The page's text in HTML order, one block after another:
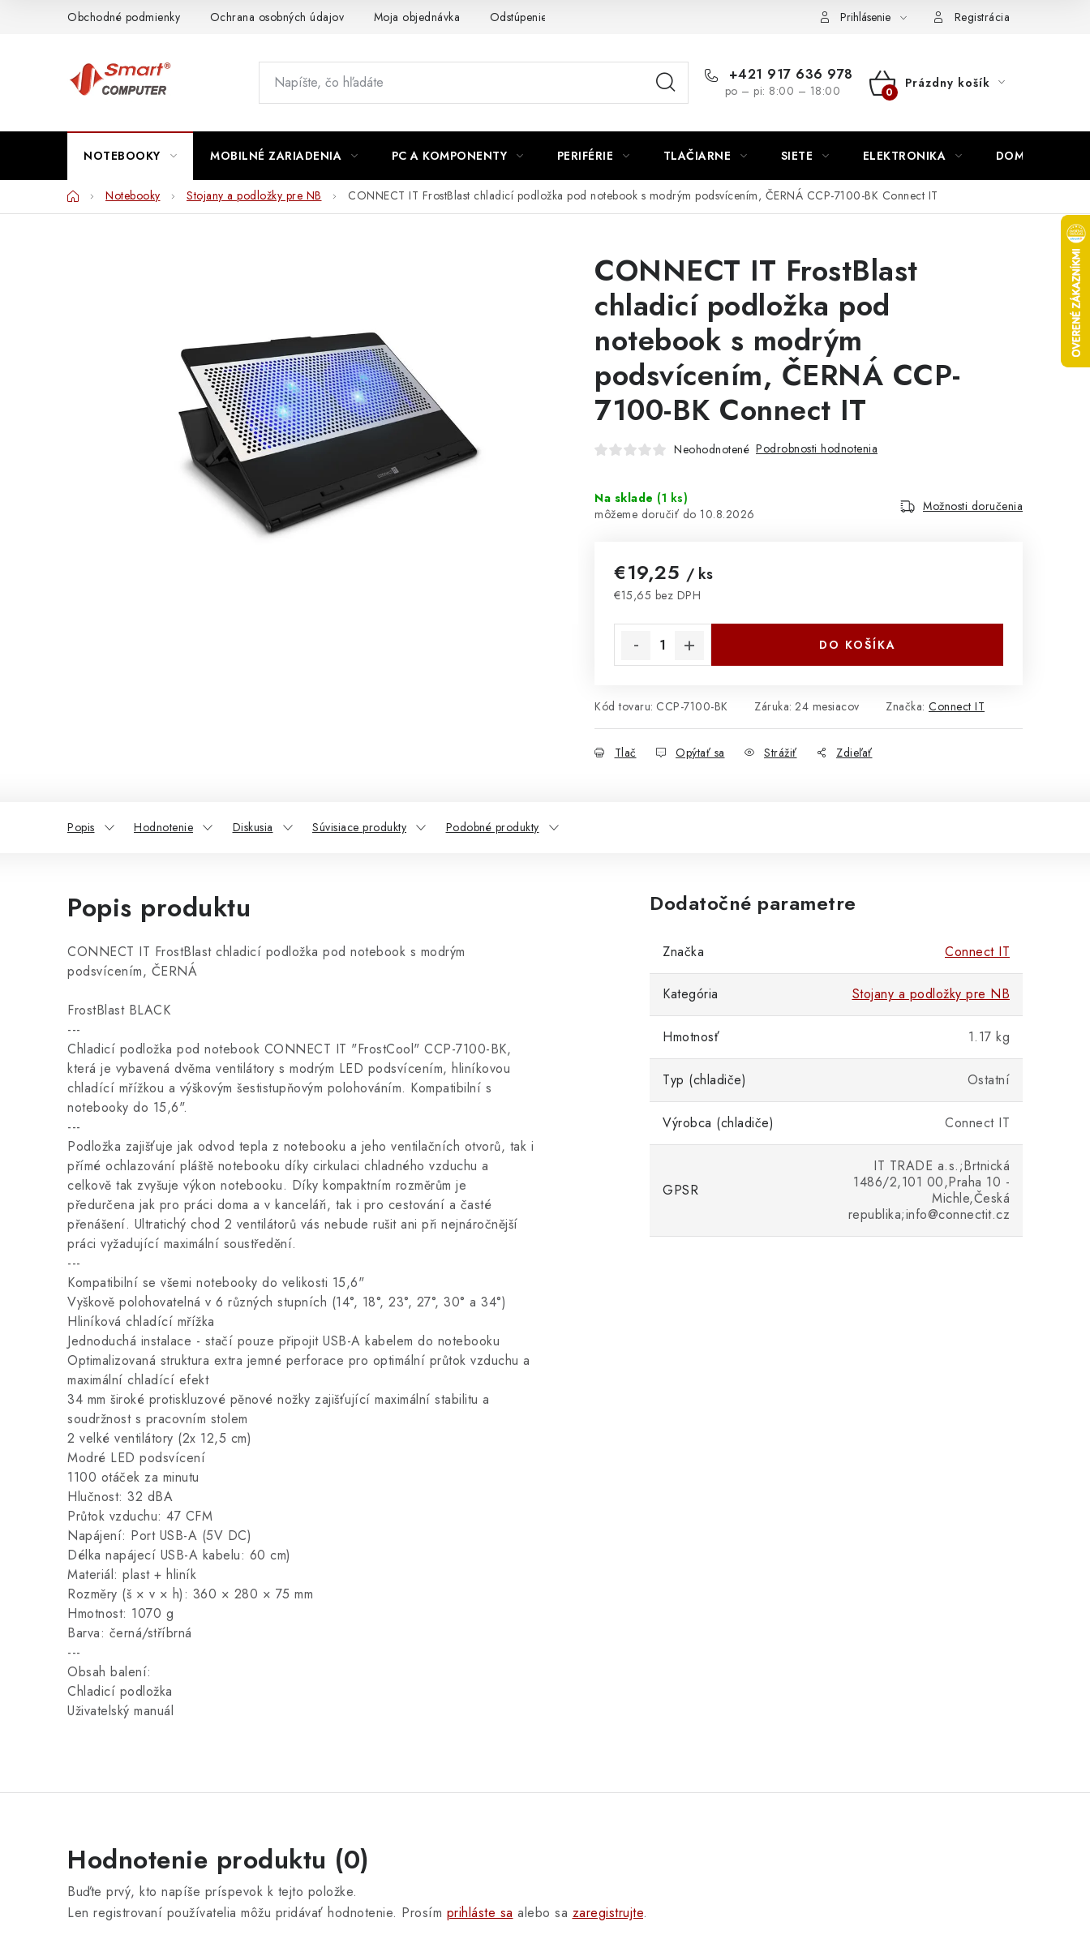
Obchodné podmienky Ochrana osobných údajov Moja objednávka Odstúpenie od zmluvy Napíšte námPrihlásenie Registrácia
+421 917 636 978
po – pi: 8:00 – 18:00
NÁKUPNÝ
Prázdny košík
NOTEBOOKY MOBILNÉ ZARIADENIA PC A KOMPONENTY PERIFÉRIE TLAČIARNE SIETE ELEKTRONIKA DOMÁCNOSŤ
DomovNotebooky Stojany a podložky pre NB CONNECT IT FrostBlast chladicí podložka pod notebook s modrým podsvícením, ČERNÁ CCP-7100-BK Connect IT
CONNECT IT FrostBlast
chladicí podložka pod
notebook s modrým
podsvícením, ČERNÁ CCP-
7100-BK Connect IT
Neohodnotené Podrobnosti hodnotenia
Na sklade (1 ks)
10.8.2026
Možnosti doručenia
€19,25 / ks
€15,65 bez DPH
DO KOŠÍKA
Kód tovaru: CCP-7100-BK Záruka: 24 mesiacov Značka: Connect IT
Tlač Opýtať sa Strážiť Zdieľať
Popis Hodnotenie Diskusia Súvisiace produkty Podobné produkty
Popis produktu
CONNECT IT FrostBlast chladicí podložka pod notebook s modrým
podsvícením, ČERNÁ
FrostBlast BLACK
---
Chladicí podložka pod notebook CONNECT IT "FrostCool" CCP-7100-BK,
která je vybavená dvěma ventilátory s modrým LED podsvícením, hliníkovou
chladící mřížkou a výškovým šestistupňovým polohováním. Kompatibilní s
notebooky do 15,6".
---
Podložka zajišťuje jak odvod tepla z notebooku a jeho ventilačních otvorů, tak i
přímé ochlazování pláště notebooku díky cirkulaci chladného vzduchu a
celkově tak zvyšuje výkon notebooku. Díky kompaktním rozměrům je
předurčena jak pro práci doma a v kanceláři, tak i pro cestování a časté
přenášení. Ultratichý chod 2 ventilátorů vás nebude rušit ani při nejnáročnější
práci vyžadující maximální soustředění.
---
Kompatibilní se všemi notebooky do velikosti 15,6"
Vyškově polohovatelná v 6 různých stupních (14°, 18°, 23°, 27°, 30° a 34°)
Hliníková chladící mřížka
Jednoduchá instalace - stačí pouze připojit USB-A kabelem do notebooku
Optimalizovaná struktura extra jemné perforace pro optimální průtok vzduchu a
maximální chladící efekt
34 mm široké protiskluzové pěnové nožky zajišťující maximální stabilitu a
soudržnost s pracovním stolem
2 velké ventilátory (2x 12,5 cm)
Modré LED podsvícení
1100 otáček za minutu
Hlučnost: 32 dBA
Průtok vzduchu: 47 CFM
Napájení: Port USB-A (5V DC)
Délka napájecí USB-A kabelu: 60 cm)
Materiál: plast + hliník
Rozměry (š × v × h): 360 × 280 × 75 mm
Hmotnost: 1070 g
Barva: černá/stříbrná
---
Obsah balení:
Chladicí podložka
Uživatelský manuál
Dodatočné parametre
Značka Connect IT
Kategória Stojany a podložky pre NB
Hmotnosť 1.17 kg
Typ (chladiče) Ostatní
Výrobca (chladiče) Connect IT
GPSR
IT TRADE a.s.;Brtnická
1486/2,101 00,Praha 10 -
Michle,Česká
republika;info@connectit.cz
Hodnotenie produktu (0)
Buďte prvý, kto napíše príspevok k tejto položke.
Len registrovaní používatelia môžu pridávať hodnotenie. Prosím prihláste sa alebo sa zaregistrujte.